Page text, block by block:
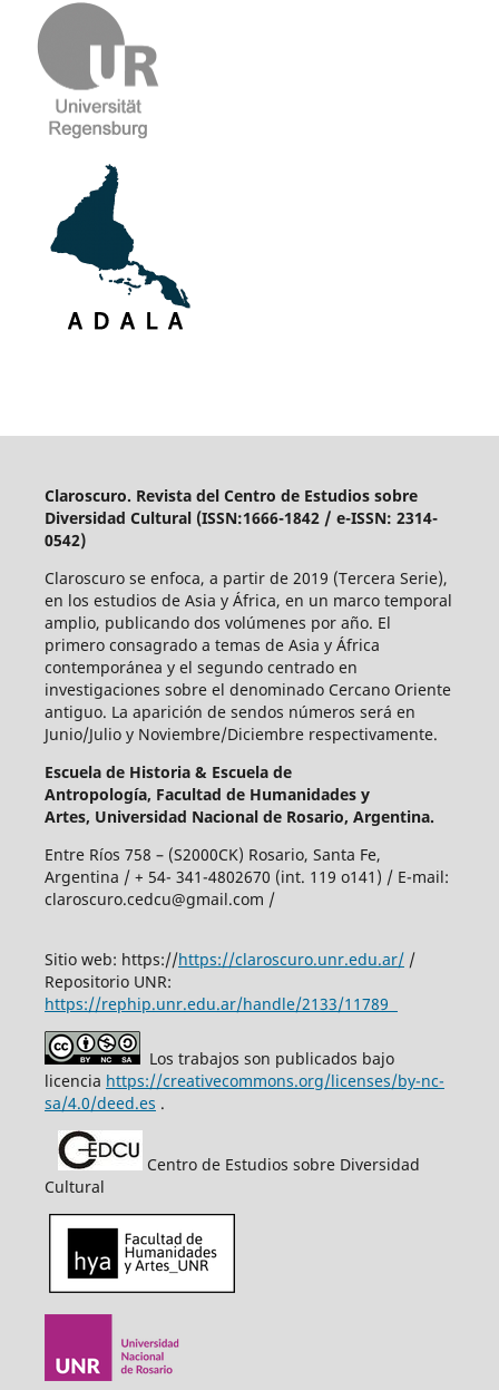
Claroscuro. Revista del Centro de Estudios sobre
Diversidad Cultural (ISSN:1666-1842 / e-ISSN: 2314-
0542)
Claroscuro se enfoca, a partir de 2019 (Tercera Serie),
en los estudios de Asia y África, en un marco temporal
amplio, publicando dos volúmenes por año. El
primero consagrado a temas de Asia y África
contemporánea y el segundo centrado en
investigaciones sobre el denominado Cercano Oriente
antiguo. La aparición de sendos números será en
Junio/Julio y Noviembre/Diciembre respectivamente.
Escuela de Historia & Escuela de
Antropología, Facultad de Humanidades y
Artes, Universidad Nacional de Rosario, Argentina.
Entre Ríos 758 – (S2000CK) Rosario, Santa Fe,
Argentina / + 54- 341-4802670 (int. 119 o141) / E-mail:
claroscuro.cedcu@gmail.com /
Sitio web: https://https://claroscuro.unr.edu.ar//
Repositorio UNR:
https://rephip.unr.edu.ar/handle/2133/11789
Los trabajos son publicados bajo
licencia https://creativecommons.org/licenses/by-nc-
sa/4.0/deed.es .
Centro de Estudios sobre Diversidad
Cultural